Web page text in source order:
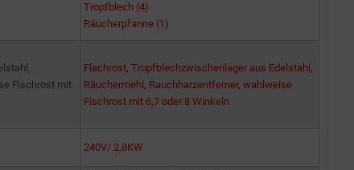
Tropfblech (4)
Räucherpfanne (1)
Fischrost mit
Flachrost, Tropfblechzwischenlager aus Edelstahl,
Räuchermehl, Rauchharzentferner, wahlweise
Fischrost mit 6,7 oder 8 Winkeln
240V/ 2,8KW